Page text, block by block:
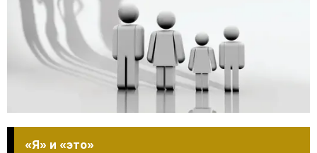
«Я» и «это»